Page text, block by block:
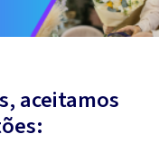
aceitamos